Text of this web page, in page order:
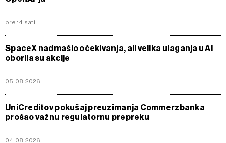
pre 14 sati
SpaceX nadmašio očekivanja, ali velika ulaganja u AI
oborila su akcije
05.08.2026
UniCreditov pokušaj preuzimanja Commerzbanka
prošao važnu regulatornu prepreku
04.08.2026